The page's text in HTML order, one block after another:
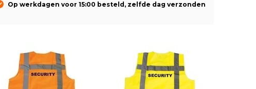
Op werkdagen voor 15:00 besteld, zelfde dag verzonden